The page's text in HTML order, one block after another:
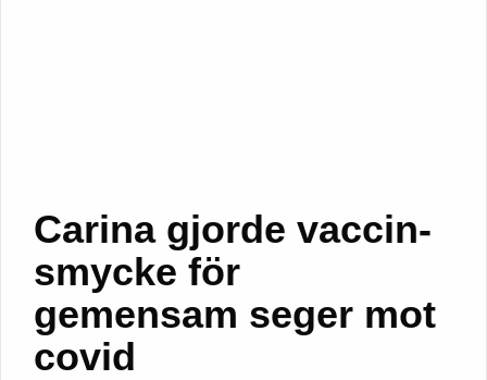
Carina gjorde vaccin-
smycke för
gemensam seger mot
covid